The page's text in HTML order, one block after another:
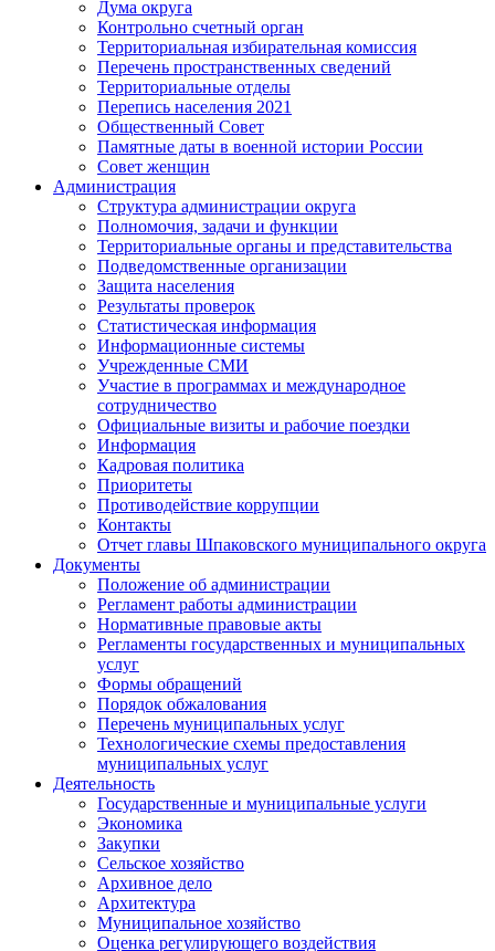
Дума округа
Контрольно счетный орган
Территориальная избирательная комиссия
Перечень пространственных сведений
Территориальные отделы
Перепись населения 2021
Общественный Совет
Памятные даты в военной истории России
Совет женщин
Администрация
Структура администрации округа
Полномочия, задачи и функции
Территориальные органы и представительства
Подведомственные организации
Защита населения
Результаты проверок
Статистическая информация
Информационные системы
Учрежденные СМИ
Участие в программах и международное
сотрудничество
Официальные визиты и рабочие поездки
Информация
Кадровая политика
Приоритеты
Противодействие коррупции
Контакты
Отчет главы Шпаковского муниципального округа
Документы
Положение об администрации
Регламент работы администрации
Нормативные правовые акты
Регламенты государственных и муниципальных
услуг
Формы обращений
Порядок обжалования
Перечень муниципальных услуг
Технологические схемы предоставления
муниципальных услуг
Деятельность
Государственные и муниципальные услуги
Экономика
Закупки
Сельское хозяйство
Архивное дело
Архитектура
Муниципальное хозяйство
Оценка регулирующего воздействия